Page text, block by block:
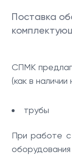
Поставка
СПМК
(как в
трубы
При работе с